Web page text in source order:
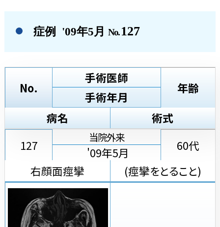
症例 '09年5月 No.127
No.
手術医師
手術年月
年齢
病名
術式
127
当院外来
'09年5月
60代
右顔面痙攣
(痙攣をとること)